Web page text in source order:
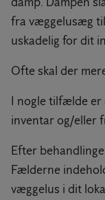
fra væggelusæg
uskadelig for dit
Ofte skal der
I nogle tilfælde er
inventar og/eller
Efter
Fælderne
væggelus i dit